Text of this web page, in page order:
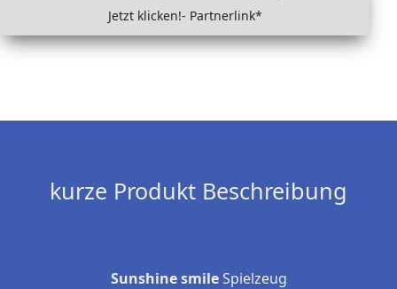
Jetzt klicken!- Partnerlink*
kurze Produkt Beschreibung
Sunshine smileSpielzeug